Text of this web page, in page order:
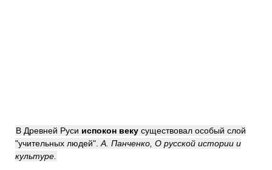
В Древней Руси испокон веку существовал особый слой
"учительных людей". А. Панченко, О русской истории и
культуре.